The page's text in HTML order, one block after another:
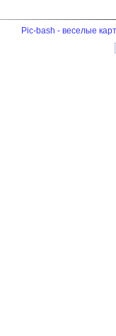
Pic-bash - веселые